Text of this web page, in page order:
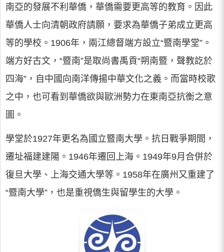
南亞的發展不利華僑，華僑需要更高等的教育。因此
華僑人士向清朝政府請願，要求為華僑子弟成立更高
等的學校。1906年，兩江總督端方設立“暨南學堂”。
端方好古文，“暨南”是取尚書禹貢“朔南暨，聲教訖於
四海”，自中國向南洋傳揚中華文化之義。而當時校歌
之中，也可看到華僑欲與歐洲勢力在東南亞抗衡之意
圖。
學堂於1927年更名為國立暨南大學。抗日戰爭期間，
遷址福建建陽。1946年遷回上海。1949年9月合併於
復旦大學、上海交通大學等。1958年在廣州又重建了
“暨南大學”，也是重視僑生與留學生的大學。